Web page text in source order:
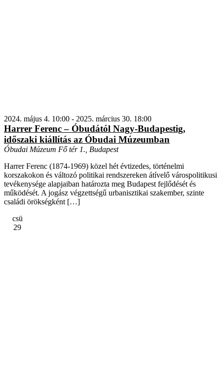
2024. május 4. 10:00 - 2025. március 30. 18:00
Harrer Ferenc – Óbudától Nagy-Budapestig,
időszaki kiállítás az Óbudai Múzeumban
Óbudai Múzeum Fő tér 1., Budapest
Harrer Ferenc (1874-1969) közel hét évtizedes, történelmi
korszakokon és változó politikai rendszereken átívelő várospolitikusi
tevékenysége alapjaiban határozta meg Budapest fejlődését és
működését. A jogász végzettségű urbanisztikai szakember, szinte
családi örökségként […]
csü
29